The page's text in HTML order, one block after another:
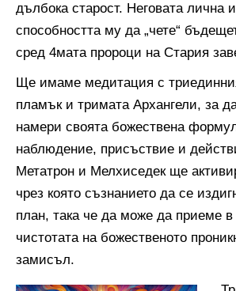
дълбока старост. Неговата лична
способността му да „чете“
сред 4мата пророци на Стария
Ще имаме медитация с
пламък и тримата Архангели, за
намери своята божествена
наблюдение, присъствие и
Метатрон и Мелхиседек ще
чрез която съзнанието да се
план, така че да може да приеме в
чистотата на божественото
замисъл.